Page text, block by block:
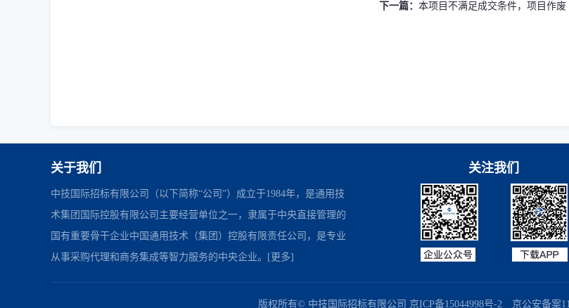
下一篇： 本项目不满足成交条件，项目作废
关于我们
中技国际招标有限公司（以下简称“公司”）成立于1984年，是通用技
术集团国际控股有限公司主要经营单位之一，隶属于中央直接管理的
国有重要骨干企业中国通用技术（集团）控股有限责任公司，是专业
从事采购代理和商务集成等智力服务的中央企业。
[更多]
关注我们
版权所有© 中技国际招标有限公司 京ICP备15044998号-2 京公安备案